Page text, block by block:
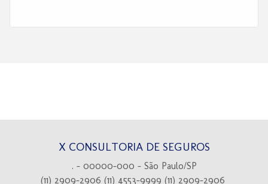
X CONSULTORIA DE SEGUROS
. - 00000-000 - São Paulo/SP
(11) 2909-2906 (11) 4553-9999 (11) 2909-2906